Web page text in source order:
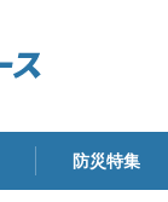
防災特集